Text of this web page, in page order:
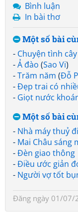
Bình luận
In bài thơ
Một số bài
- Chuyện tình
-Ả đào (Sao Vi)
-Trăm năm (Đỗ
-Đẹp trai có
- Giọt nước
Một số bài
- Nhà máy thuỷ
- Mai Châu sáng
-Đèn giao thông
-Điều ước giản
- Người vợ tốt
Đăng ngày 01/07/